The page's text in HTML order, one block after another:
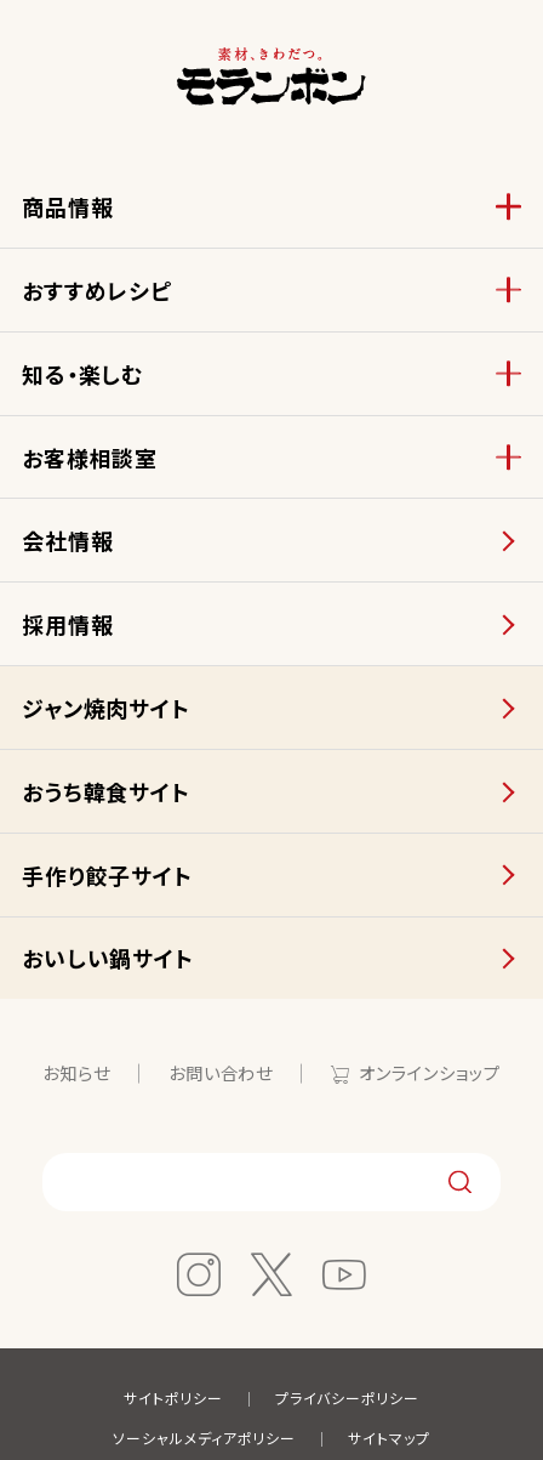
商品情報
おすすめレシピ
知る・楽しむ
お客様相談室
会社情報
採用情報
ジャン焼肉サイト
おうち韓食サイト
手作り餃子サイト
おいしい鍋サイト
お知らせ お問い合わせ オンラインショップ
サイトポリシー
プライバシーポリシー
ソーシャルメディアポリシー
サイトマップ